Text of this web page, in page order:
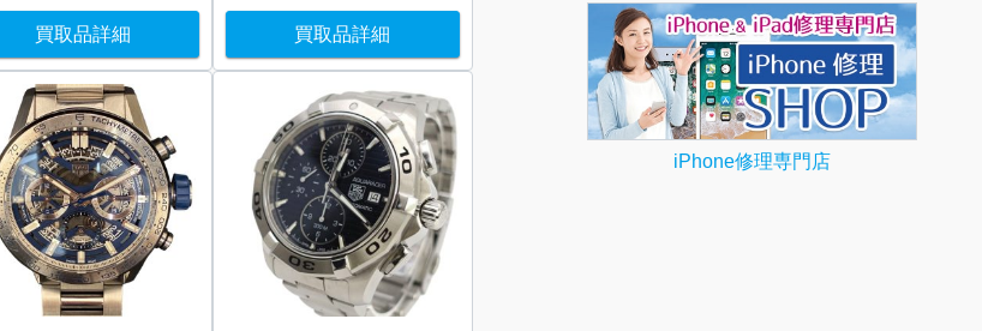
買取品詳細 買取品詳細
iPhone修理専門店